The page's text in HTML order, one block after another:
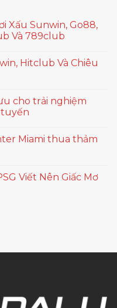
Xấu Sunwin, Go88,
Và 789club
Hitclub Và Chiêu
cho trải nghiệm
tuyến
Miami thua thảm
Viết Nên Giấc Mơ